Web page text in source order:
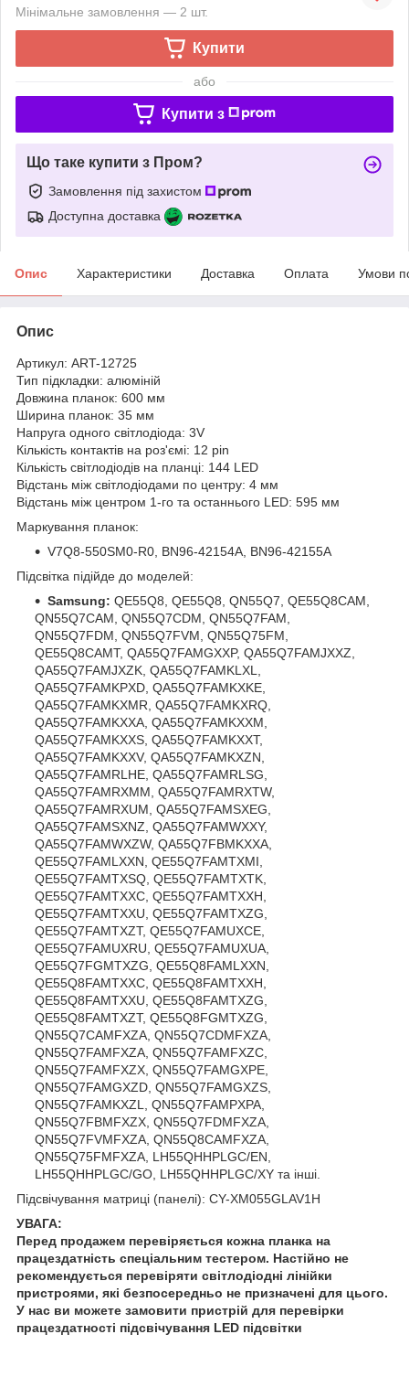
Мінімальне замовлення — 2 шт.
Купити
або
Купити з
Що таке купити з Пром?
Замовлення під захистом
Доступна доставка
Опис Характеристики Доставка Оплата Умови
Опис
Артикул: ART-12725
Тип підкладки: алюміній
Довжина планок: 600 мм
Ширина планок: 35 мм
Напруга одного світлодіода: 3V
Кількість контактів на роз'ємі: 12 pin
Кількість світлодіодів на планці: 144 LED
Відстань між світлодіодами по центру: 4 мм
Відстань між центром 1-го та останнього LED: 595 мм
Маркування планок:
V7Q8-550SM0-R0, BN96-42154A, BN96-42155A
Підсвітка підійде до моделей:
Samsung: QE55Q8, QE55Q8, QN55Q7, QE55Q8CAM,
QN55Q7CAM, QN55Q7CDM, QN55Q7FAM,
QN55Q7FDM, QN55Q7FVM, QN55Q75FM,
QE55Q8CAMT, QA55Q7FAMGXXP, QA55Q7FAMJXXZ,
QA55Q7FAMJXZK, QA55Q7FAMKLXL,
QA55Q7FAMKPXD, QA55Q7FAMKXKE,
QA55Q7FAMKXMR, QA55Q7FAMKXRQ,
QA55Q7FAMKXXA, QA55Q7FAMKXXM,
QA55Q7FAMKXXS, QA55Q7FAMKXXT,
QA55Q7FAMKXXV, QA55Q7FAMKXZN,
QA55Q7FAMRLHE, QA55Q7FAMRLSG,
QA55Q7FAMRXMM, QA55Q7FAMRXTW,
QA55Q7FAMRXUM, QA55Q7FAMSXEG,
QA55Q7FAMSXNZ, QA55Q7FAMWXXY,
QA55Q7FAMWXZW, QA55Q7FBMKXXA,
QE55Q7FAMLXXN, QE55Q7FAMTXMI,
QE55Q7FAMTXSQ, QE55Q7FAMTXTK,
QE55Q7FAMTXXC, QE55Q7FAMTXXH,
QE55Q7FAMTXXU, QE55Q7FAMTXZG,
QE55Q7FAMTXZT, QE55Q7FAMUXCE,
QE55Q7FAMUXRU, QE55Q7FAMUXUA,
QE55Q7FGMTXZG, QE55Q8FAMLXXN,
QE55Q8FAMTXXC, QE55Q8FAMTXXH,
QE55Q8FAMTXXU, QE55Q8FAMTXZG,
QE55Q8FAMTXZT, QE55Q8FGMTXZG,
QN55Q7CAMFXZA, QN55Q7CDMFXZA,
QN55Q7FAMFXZA, QN55Q7FAMFXZC,
QN55Q7FAMFXZX, QN55Q7FAMGXPE,
QN55Q7FAMGXZD, QN55Q7FAMGXZS,
QN55Q7FAMKXZL, QN55Q7FAMPXPA,
QN55Q7FBMFXZX, QN55Q7FDMFXZA,
QN55Q7FVMFXZA, QN55Q8CAMFXZA,
QN55Q75FMFXZA, LH55QHHPLGC/EN,
LH55QHHPLGC/GO, LH55QHHPLGC/XY та інші.
Підсвічування матриці (панелі): CY-XM055GLAV1H
УВАГА:
Перед продажем перевіряється кожна планка на
працездатність спеціальним тестером. Настійно не
рекомендується перевіряти світлодіодні лінійки
пристроями, які безпосередньо не призначені для цього.
У нас ви можете замовити пристрій для перевірки
працездатності підсвічування LED підсвітки